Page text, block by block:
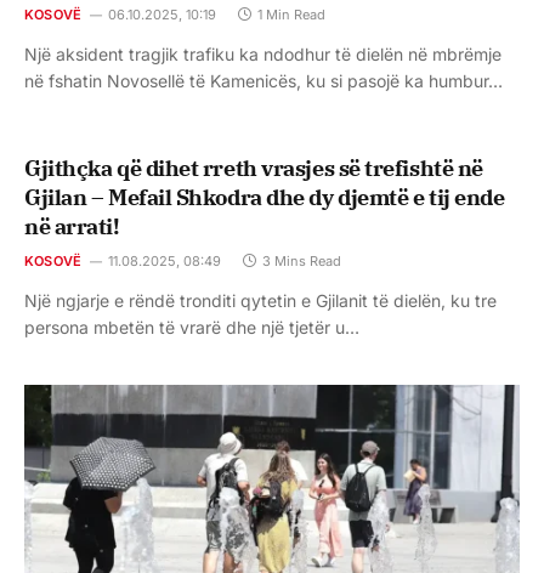
KOSOVË 06.10.2025, 10:19 1 Min Read
Një aksident tragjik trafiku ka ndodhur të dielën në mbrëmje
në fshatin Novosellë të Kamenicës, ku si pasojë ka humbur…
Gjithçka që dihet rreth vrasjes së trefishtë në
Gjilan – Mefail Shkodra dhe dy djemtë e tij ende
në arrati!
KOSOVË 11.08.2025, 08:49 3 Mins Read
Një ngjarje e rëndë tronditi qytetin e Gjilanit të dielën, ku tre
persona mbetën të vrarë dhe një tjetër u…